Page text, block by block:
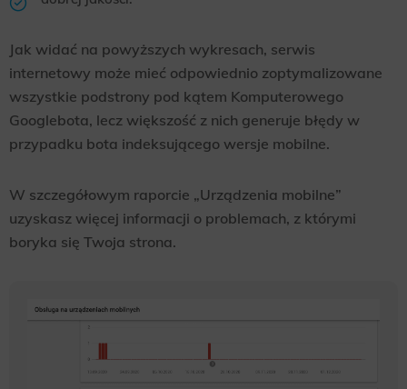
Jak widać na powyższych wykresach, serwis
internetowy może mieć odpowiednio zoptymalizowane
wszystkie podstrony pod kątem Komputerowego
Googlebota, lecz większość z nich generuje błędy w
przypadku bota indeksującego wersje mobilne.
W szczegółowym raporcie „Urządzenia mobilne”
uzyskasz więcej informacji o problemach, z którymi
boryka się Twoja strona.